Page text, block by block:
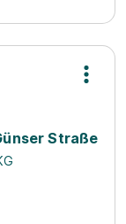
Straße